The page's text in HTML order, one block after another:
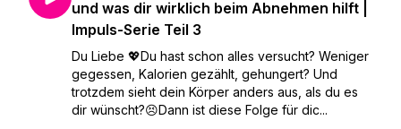
und was dir wirklich beim Abnehmen hilft |
Impuls-Serie Teil 3
Du Liebe 💖Du hast schon alles versucht? Weniger
gegessen, Kalorien gezählt, gehungert? Und
trotzdem sieht dein Körper anders aus, als du es
dir wünscht?😣Dann ist diese Folge für dic...